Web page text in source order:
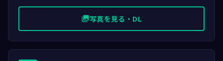
photo_library写真を見る・DL